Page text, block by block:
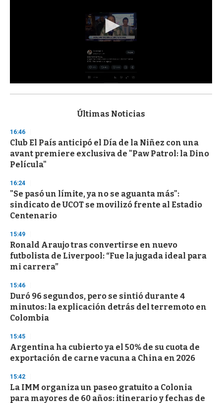
s
d
s
o
f
3
s
e
o
n
Últimas Noticias
16:46
Club El País anticipó el Día de la Niñez con una
avant premiere exclusiva de "Paw Patrol: la Dino
Película"
16:24
"Se pasó un límite, ya no se aguanta más":
sindicato de UCOT se movilizó frente al Estadio
Centenario
15:49
Ronald Araujo tras convertirse en nuevo
futbolista de Liverpool: “Fue la jugada ideal para
mi carrera”
15:46
Duró 96 segundos, pero se sintió durante 4
minutos: la explicación detrás del terremoto en
Colombia
15:45
Argentina ha cubierto ya el 50% de su cuota de
exportación de carne vacuna a China en 2026
15:42
La IMM organiza un paseo gratuito a Colonia
para mayores de 60 años: itinerario y fechas de